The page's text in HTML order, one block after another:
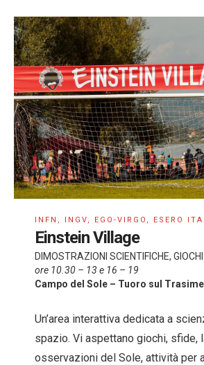
INFN, INGV, EGO-VIRGO, ESERO
Einstein Village
DIMOSTRAZIONI SCIENTIFICHE,
ore 10.30 – 13 e 16 – 19
Campo del Sole – Tuoro sul
Un’area interattiva dedicata a
spazio. Vi aspettano giochi, sfide,
osservazioni del Sole, attività per